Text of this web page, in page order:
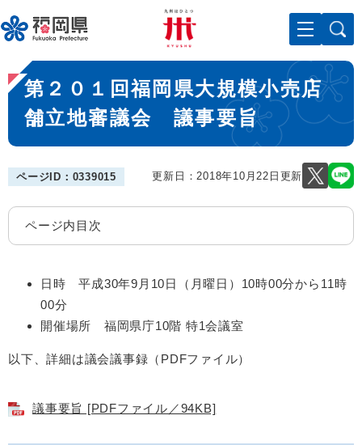
ー
ジ
先
頭
。
メニューを飛ばして本文へ
本
文
第２０１回福岡県大規模小売店
舗立地審議会 議事要旨
ページID：0339015 更新日：2018年10月22日更新
ページ内目次
日時 平成30年9月10日（月曜日）10時00分から11時
00分
開催場所 福岡県庁10階 特1会議室
以下、詳細は議会議事録（PDFファイル）
議事要旨 [PDFファイル／94KB]